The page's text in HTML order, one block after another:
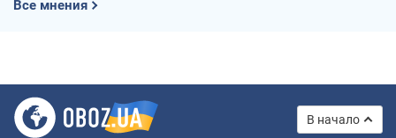
Все мнения
В начало